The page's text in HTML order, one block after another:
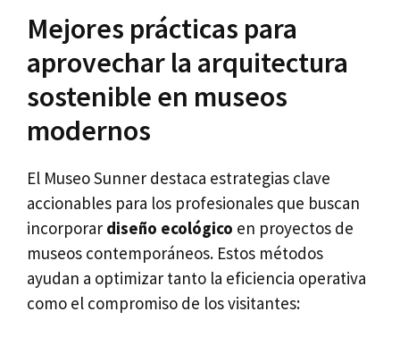
Mejores prácticas para
aprovechar la arquitectura
sostenible en museos
modernos
El Museo Sunner destaca estrategias clave
accionables para los profesionales que buscan
incorporar diseño ecológico en proyectos de
museos contemporáneos. Estos métodos
ayudan a optimizar tanto la eficiencia operativa
como el compromiso de los visitantes: